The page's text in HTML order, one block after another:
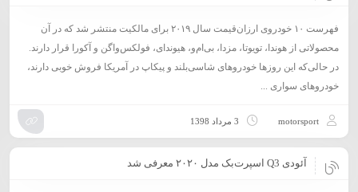
فهرست ۱۰ خودروی ارزان‌قیمت سال ۲۰۱۹ برای مالکیت منتشر شد که در آن
محصولاتی از هوندا، تویوتا، مزدا، بی‌ام‌و، هیوندای، فولکس‌واگن و آکورا قرار دارند.
در حالی‌که این روزها خودروهای شاسی‌بلند و پیکاپ در آمریکا فروش خوبی دارند،
خودروهای سواری ...
motorsport 3 مرداد 1398
آئودی Q3 ‌اسپرت‌بک مدل ۲۰۲۰ معرفی شد